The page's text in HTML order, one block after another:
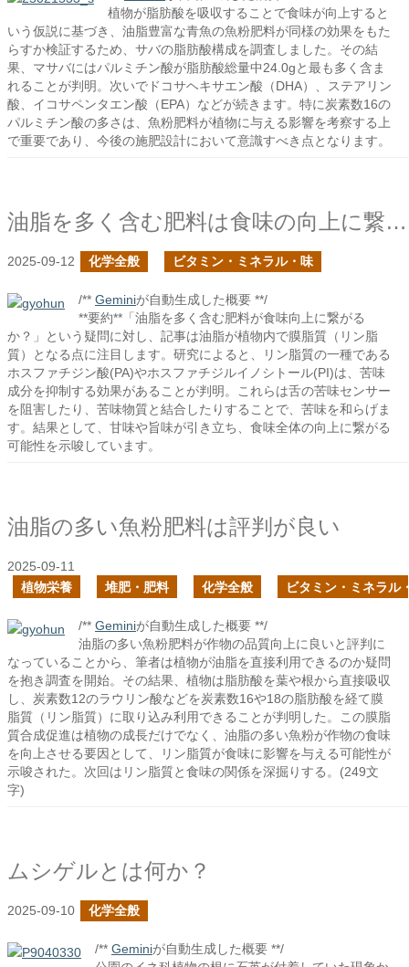
植物が脂肪酸を吸収することで食味が向上すると
いう仮説に基づき、油脂豊富な青魚の魚粉肥料が同様の効果をもた
らすか検証するため、サバの脂肪酸構成を調査しました。その結
果、マサバにはパルミチン酸が脂肪酸総量中24.0gと最も多く含ま
れることが判明。次いでドコサヘキサエン酸（DHA）、ステアリン
酸、イコサペンタエン酸（EPA）などが続きます。特に炭素数16の
パルミチン酸の多さは、魚粉肥料が植物に与える影響を考察する上
で重要であり、今後の施肥設計において意識すべき点となります。
油脂を多く含む肥料は食味の向上に繋がるか？
2025-09-12 化学全般 ビタミン・ミネラル・味
/** Geminiが自動生成した概要 **/
**要約**「油脂を多く含む肥料が食味向上に繋がる
か？」という疑問に対し、記事は油脂が植物内で膜脂質（リン脂
質）となる点に注目します。研究によると、リン脂質の一種である
ホスファチジン酸(PA)やホスファチジルイノシトール(PI)は、苦味
成分を抑制する効果があることが判明。これらは舌の苦味センサー
を阻害したり、苦味物質と結合したりすることで、苦味を和らげま
す。結果として、甘味や旨味が引き立ち、食味全体の向上に繋がる
可能性を示唆しています。
油脂の多い魚粉肥料は評判が良い
2025-09-11
植物栄養
堆肥・肥料 化学全般 ビタミン・ミネラル
/** Geminiが自動生成した概要 **/
油脂の多い魚粉肥料が作物の品質向上に良いと評判に
なっていることから、筆者は植物が油脂を直接利用できるのか疑問
を抱き調査を開始。その結果、植物は脂肪酸を葉や根から直接吸収
し、炭素数12のラウリン酸などを炭素数16や18の脂肪酸を経て膜
脂質（リン脂質）に取り込み利用できることが判明した。この膜脂
質合成促進は植物の成長だけでなく、油脂の多い魚粉が作物の食味
を向上させる要因として、リン脂質が食味に影響を与える可能性が
示唆された。次回はリン脂質と食味の関係を深掘りする。(249文
字)
ムシゲルとは何か？
2025-09-10 化学全般
/** Geminiが自動生成した概要 **/